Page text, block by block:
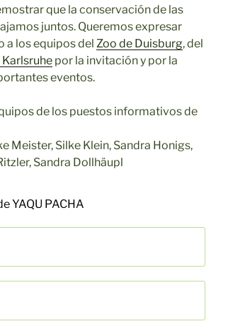
que la conservación de las
juntos. Queremos expresar
a los equipos del Zoo de Duisburg, del
Karlsruhe por la invitación y por la
eventos.
de los puestos informativos de
Meister, Silke Klein, Sandra Honigs,
Sandra Dollhäupl
YAQU PACHA